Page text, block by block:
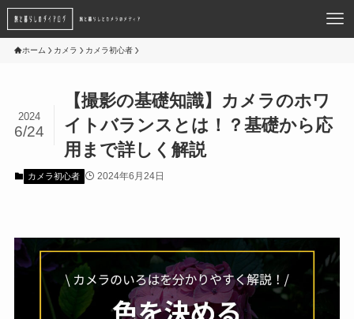
ホーム カメラ カメラ初心者
【撮影の基礎知識】カメラのホワ
イトバランスとは！？基礎から応
用まで詳しく解説
2024
6/24
カメラ初心者 2024年6月24日